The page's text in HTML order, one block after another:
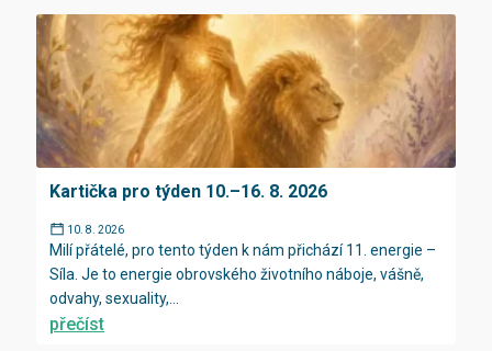
Kartička pro týden 10.–16. 8. 2026
10. 8. 2026
Milí přátelé, pro tento týden k nám přichází 11. energie –
Síla. Je to energie obrovského životního náboje, vášně,
odvahy, sexuality,...
přečíst